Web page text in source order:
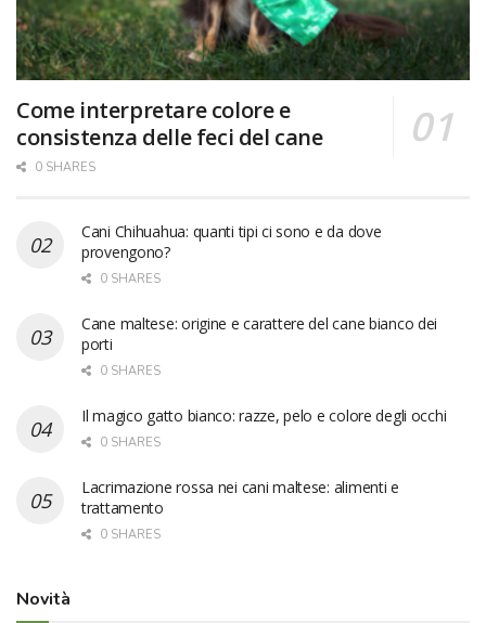
Come interpretare colore e
consistenza delle feci del cane
0 SHARES
Cani Chihuahua: quanti tipi ci sono e da dove
provengono?
0 SHARES
Cane maltese: origine e carattere del cane bianco dei
porti
0 SHARES
Il magico gatto bianco: razze, pelo e colore degli occhi
0 SHARES
Lacrimazione rossa nei cani maltese: alimenti e
trattamento
0 SHARES
Novità